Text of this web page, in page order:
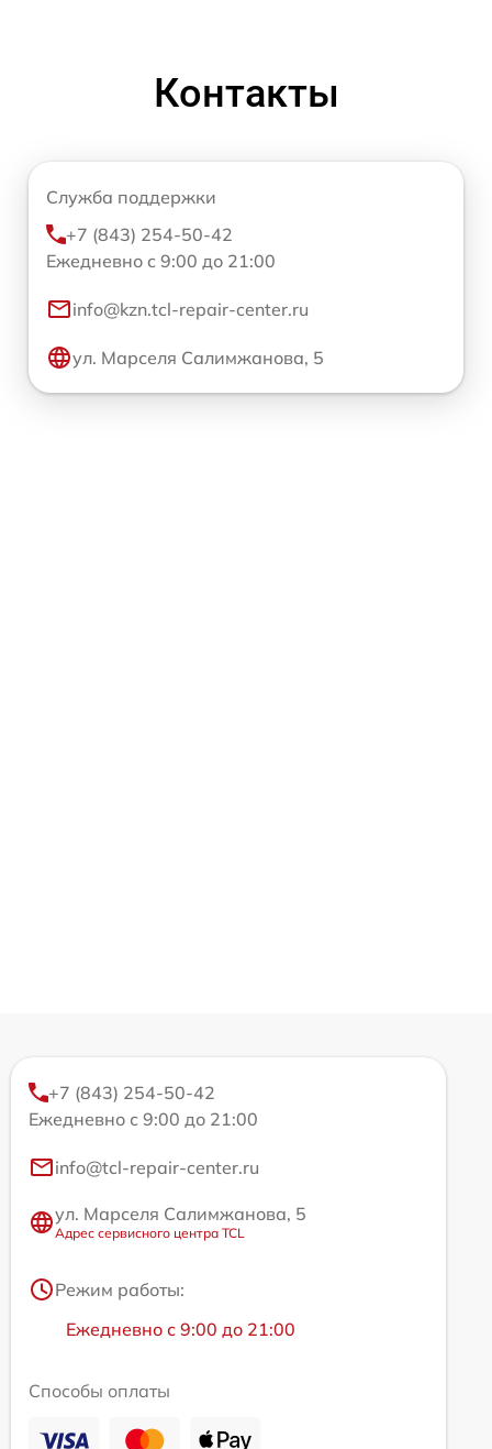
Контакты
Служба поддержки
+7 (843) 254-50-42
Ежедневно с 9:00 до 21:00
info@kzn.tcl-repair-center.ru
ул. Марселя Салимжанова, 5
+7 (843) 254-50-42
Ежедневно с 9:00 до 21:00
info@tcl-repair-center.ru
ул. Марселя Салимжанова, 5
Адрес сервисного центра TCL
Режим работы:
Ежедневно с 9:00 до 21:00
Способы оплаты